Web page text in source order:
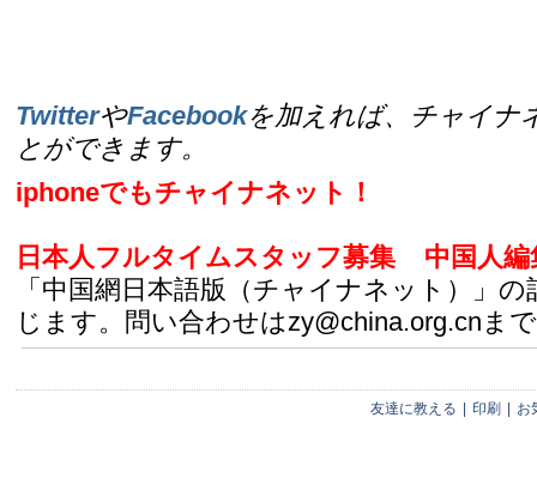
TwitterやFacebookを加えれば、チャイナ
とができます。
iphoneでもチャイナネット！
日本人フルタイムスタッフ募集
中国人
「中国網日本語版（チャイナネット）」
じます。問い合わせはzy@china.org.cnまで
友達に教える 印刷 お